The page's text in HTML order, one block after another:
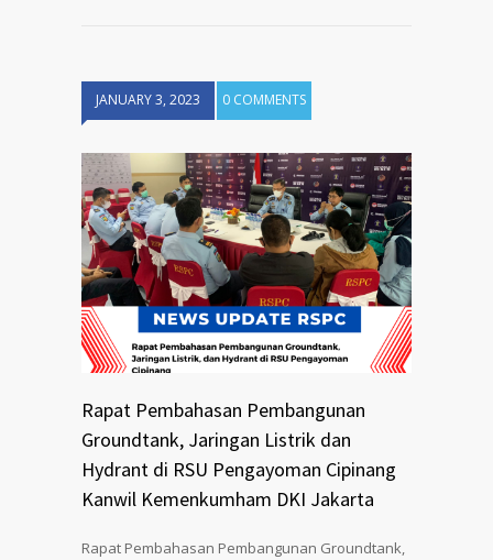
JANUARY 3, 2023 0 COMMENTS
Rapat Pembahasan Pembangunan
Groundtank, Jaringan Listrik dan
Hydrant di RSU Pengayoman Cipinang
Kanwil Kemenkumham DKI Jakarta
Rapat Pembahasan Pembangunan Groundtank,